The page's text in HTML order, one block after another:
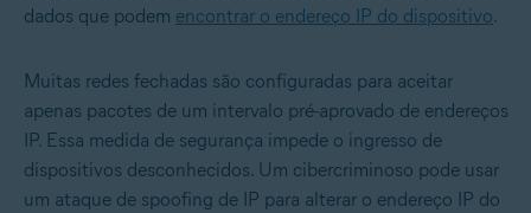
dados que podem encontrar o endereço IP do dispositivo.
Muitas redes fechadas são configuradas para aceitar
apenas pacotes de um intervalo pré-aprovado de endereços
IP. Essa medida de segurança impede o ingresso de
dispositivos desconhecidos. Um cibercriminoso pode usar
um ataque de spoofing de IP para alterar o endereço IP do